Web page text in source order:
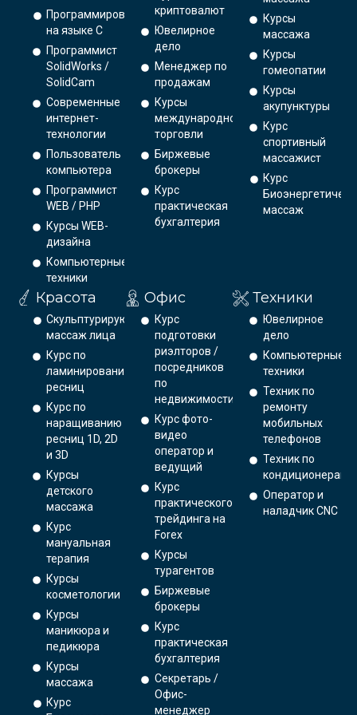
Программирование
на языке С
Программист
SolidWorks /
SolidCam
Современные
интернет-
технологии
Пользователь
компьютера
Программист
WEB / PHP
Курсы WEB-
дизайна
Компьютерные
техники
криптовалют
Ювелирное
дело
Менеджер по
продажам
Курсы
международной
торговли
Биржевые
брокеры
Курс
практическая
бухгалтерия
Курсы
массажа
Курсы
гомеопатии
Курсы
акупунктуры
Курс
спортивный
массажист
Курс
массаж
Красота
Скульптурирующий
массаж лица
Курс по
ламинированию
ресниц
Курс по
наращиванию
ресниц 1D, 2D
и 3D
Курсы
детского
массажа
Курс
мануальная
терапия
Курсы
косметологии
Курсы
маникюра и
педикюра
Курсы
массажа
Курс
Офис
Курс
подготовки
риэлторов /
посредников
по
недвижимости
Курс фото-
видео
оператор и
ведущий
Курс
практического
трейдинга на
Forex
Курсы
турагентов
Биржевые
брокеры
Курс
практическая
бухгалтерия
Секретарь /
Офис-
менеджер
Техники
Ювелирное
дело
Компьютерные
техники
Техник по
ремонту
мобильных
телефонов
Техник по
кондиционерам
Оператор и
наладчик CNC